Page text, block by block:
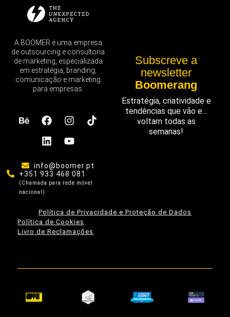
A BOOMER é uma empresa
de outsourcing e consultoria
de marketing, especializada
em estratégia, branding,
comunicação e marketing
para empresas.
info@boomer.pt
+351 933 468 081
(Chamada para rede móvel
nacional)
Subscreve a
newsletter
Boomerang
Estratégia, criatividade e
tendências que vão e…
voltam todas as
semanas!
Política de Privacidade e Proteção de Dados
Política de Cookies
Livro de Reclamações